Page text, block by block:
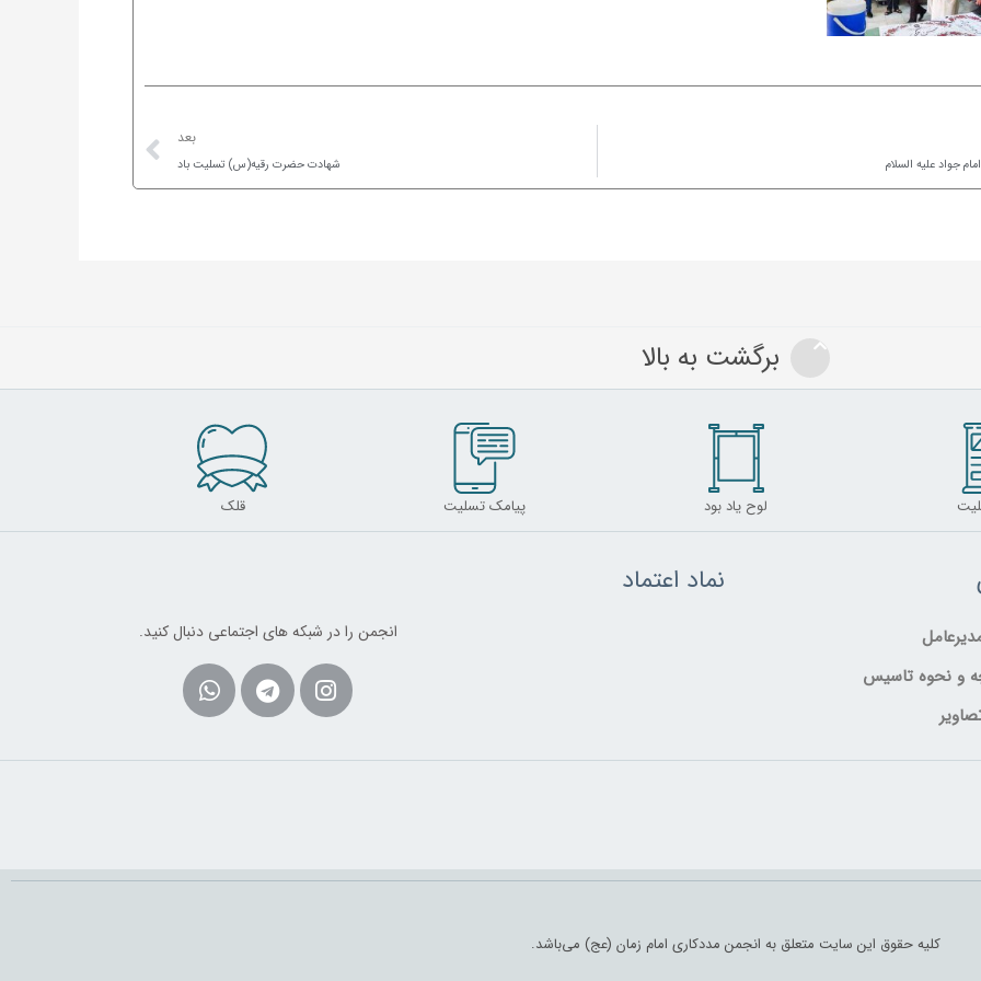
جواد علیه السلام
بعد
شهادت حضرت رقیه(س) تسلیت باد
برگشت به بالا
لوح یاد بود پیامک تسلیت قلک
و نحوه تاسیس
نماد اعتماد
انجمن را در شبکه های اجتماعی دنبال کنید.
Instagram
Telegram
Whatsapp
کلیه حقوق این سایت متعلق به انجمن مددکاری امام زمان (عج) می‌باشد.